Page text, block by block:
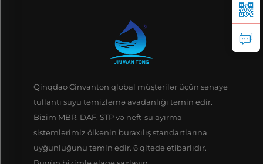
Qinqdao Cinvanton qlobal müştərilər üçün sənaye
tullantı suyu təmizləmə avadanlığı təmin edir.
Bizim MBR, DAF, STP və neft-su ayırma
sistemlərimiz ölkənin buraxılış standartlarına
uyğunluğunu təmin edir. 6 qitədə etibarlıdır.